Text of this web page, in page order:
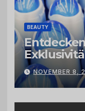
BEAUTY
NOVEMBER 8,